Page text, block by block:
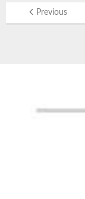
Previous